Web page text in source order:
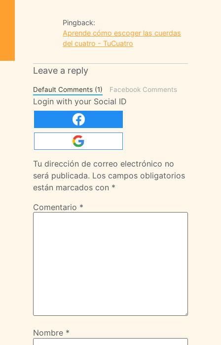
Pingback:
Aprende cómo escoger las cuerdas
del cuatro - TuCuatro
Leave a reply
Default Comments (1) Facebook Comments
Login with your Social ID
Tu dirección de correo electrónico no
será publicada. Los campos obligatorios
están marcados con *
Comentario *
Nombre *